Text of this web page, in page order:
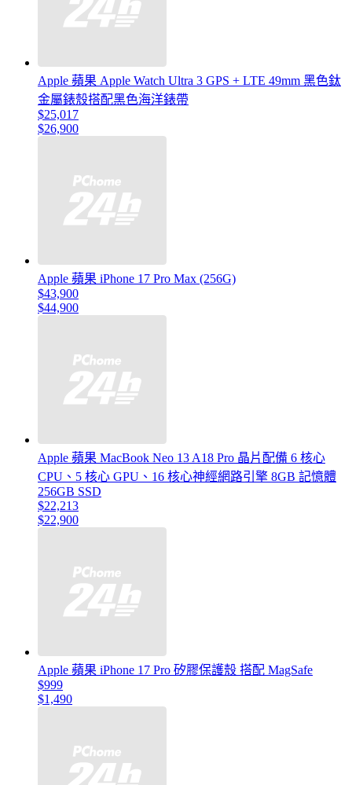
Apple 蘋果 Apple Watch Ultra 3 GPS + LTE 49mm 黑色鈦
金屬錶殼搭配黑色海洋錶帶
$25,017
$26,900
Apple 蘋果 iPhone 17 Pro Max (256G)
$43,900
$44,900
Apple 蘋果 MacBook Neo 13 A18 Pro 晶片配備 6 核心
CPU、5 核心 GPU、16 核心神經網路引擎 8GB 記憶體
256GB SSD
$22,213
$22,900
Apple 蘋果 iPhone 17 Pro 矽膠保護殼 搭配 MagSafe
$999
$1,490